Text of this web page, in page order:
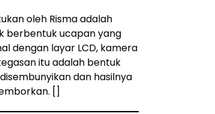
oleh Risma adalah
berbentuk ucapan yang
dengan layar LCD, kamera
itu adalah bentuk
dan hasilnya
[]